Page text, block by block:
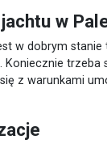
w
w dobrym
trzeba
z warunkami